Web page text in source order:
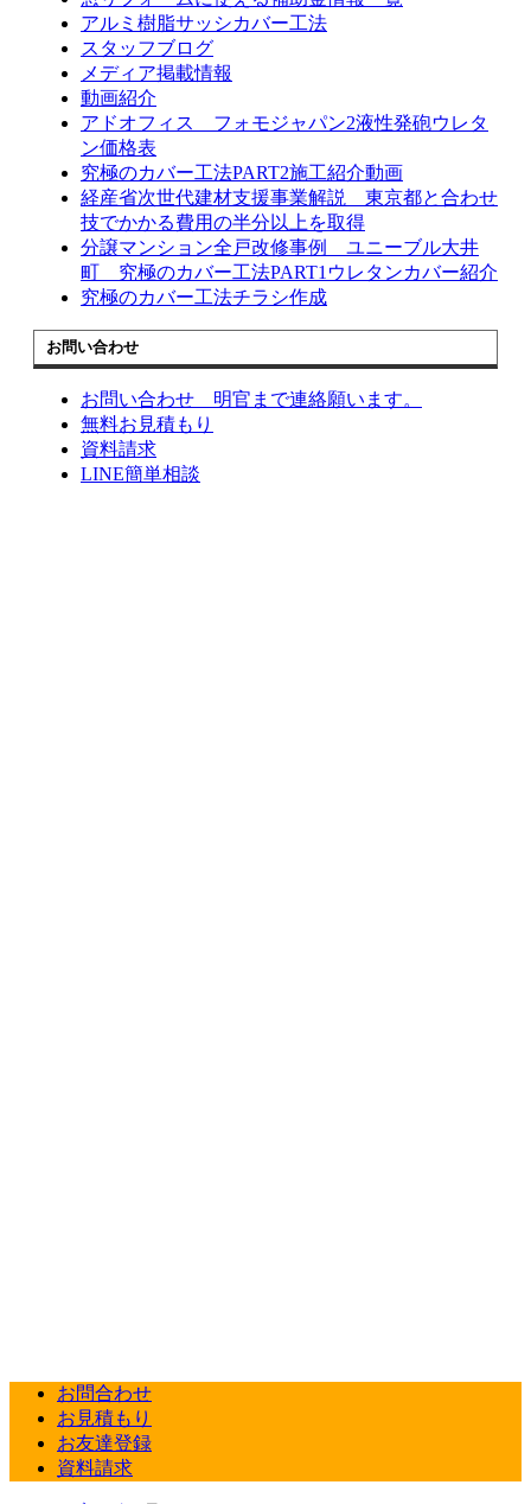
アルミ樹脂サッシカバー工法
スタッフブログ
メディア掲載情報
動画紹介
アドオフィス フォモジャパン2液性発砲ウレタ
ン価格表
究極のカバー工法PART2施工紹介動画
経産省次世代建材支援事業解説 東京都と合わせ
技でかかる費用の半分以上を取得
分譲マンション全戸改修事例 ユニーブル大井
町 究極のカバー工法PART1ウレタンカバー紹介
究極のカバー工法チラシ作成
お問い合わせ
お問い合わせ 明官まで連絡願います。
無料お見積もり
資料請求
LINE簡単相談
お問合わせ
お見積もり
お友達登録
資料請求